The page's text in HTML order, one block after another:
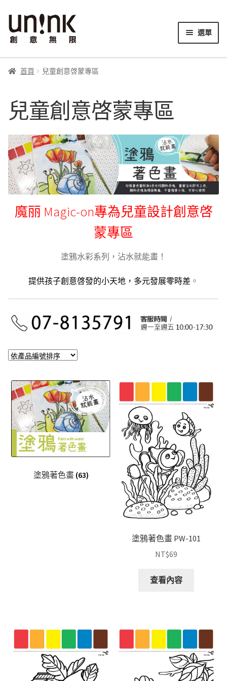
跳
至
導
覽
列
跳
至
主
要
內
選單
N刺方 超仿真紋身刺青
MOTA2 自由飾 金箔紋身貼
子
選
單
DECOLOR 身體彩妝
展
開
子
選
單
COLOR 2 可樂兔兒童身體彩繪
展
開
子
單
COLORPARK 樂色場
展
子
專利圖騰透印貼
展
聯絡我們
首頁 兒童創意啓蒙專區
兒童創意啓蒙專區
魔丽 Magic-on專為兒童設計創意啓
蒙專區
塗鴉水彩系列，沾水就能畫！
提供孩子創意啓發的小天地，多元發展零時差 。
塗鴉著色畫 (63)
塗鴉著色畫 PW-101
NT$69
查看內容